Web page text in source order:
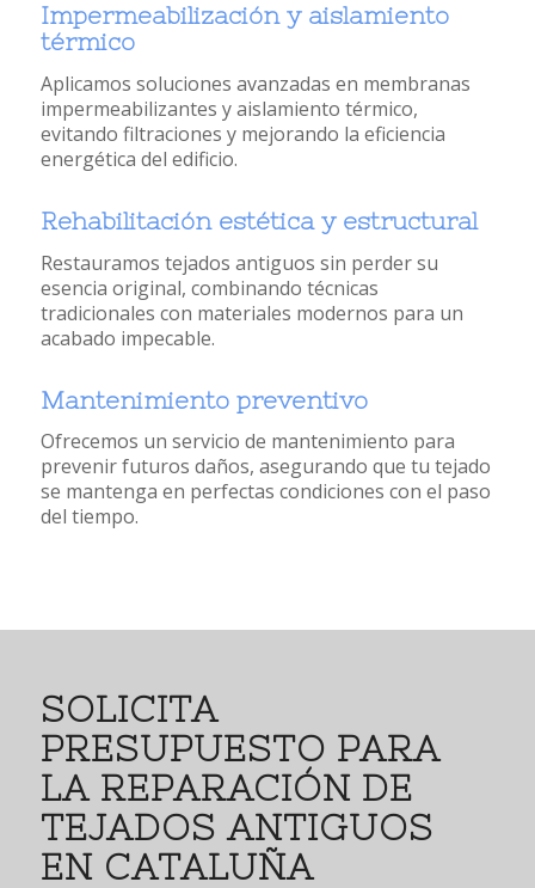
Impermeabilización y aislamiento
térmico
Aplicamos soluciones avanzadas en membranas
impermeabilizantes y aislamiento térmico,
evitando filtraciones y mejorando la eficiencia
energética del edificio.
Rehabilitación estética y estructural
Restauramos tejados antiguos sin perder su
esencia original, combinando técnicas
tradicionales con materiales modernos para un
acabado impecable.
Mantenimiento preventivo
Ofrecemos un servicio de mantenimiento para
prevenir futuros daños, asegurando que tu tejado
se mantenga en perfectas condiciones con el paso
del tiempo.
SOLICITA
PRESUPUESTO PARA
LA REPARACIÓN DE
TEJADOS ANTIGUOS
EN CATALUÑA